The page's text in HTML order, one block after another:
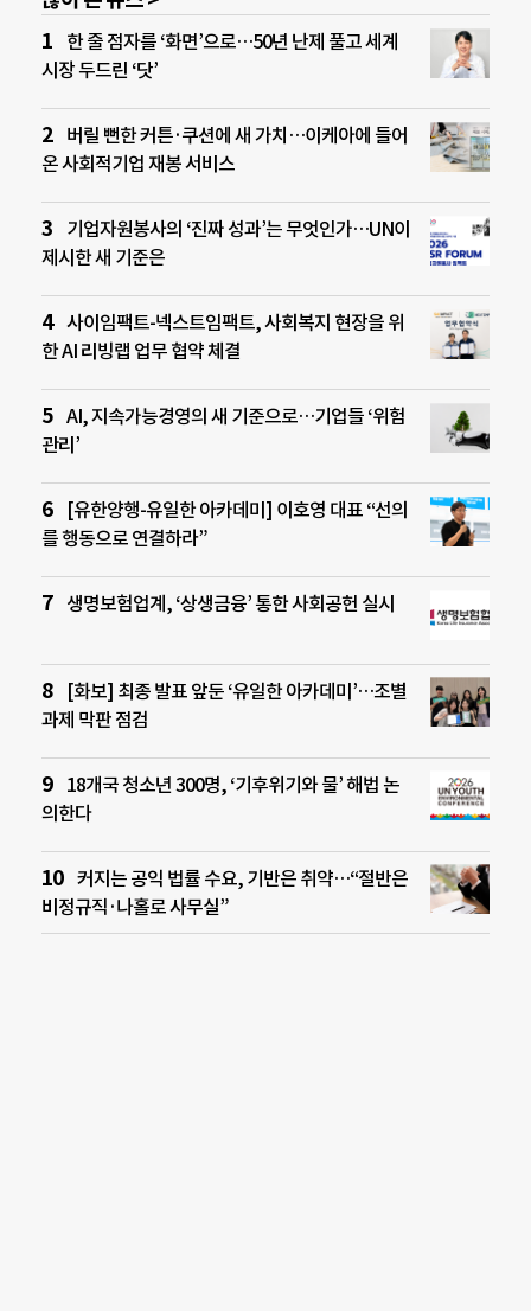
한 줄 점자를 ‘화면’으로…50년 난제 풀고 세계
시장 두드린 ‘닷’
버릴 뻔한 커튼·쿠션에 새 가치…이케아에 들어
온 사회적기업 재봉 서비스
기업자원봉사의 ‘진짜 성과’는 무엇인가…UN이
제시한 새 기준은
사이임팩트-넥스트임팩트, 사회복지 현장을 위
한 AI 리빙랩 업무 협약 체결
AI, 지속가능경영의 새 기준으로…기업들 ‘위험
관리’
[유한양행-유일한 아카데미] 이호영 대표 “선의
를 행동으로 연결하라”
생명보험업계, ‘상생금융’ 통한 사회공헌 실시
[화보] 최종 발표 앞둔 ‘유일한 아카데미’…조별
과제 막판 점검
18개국 청소년 300명, ‘기후위기와 물’ 해법 논
의한다
커지는 공익 법률 수요, 기반은 취약…“절반은
비정규직·나홀로 사무실”